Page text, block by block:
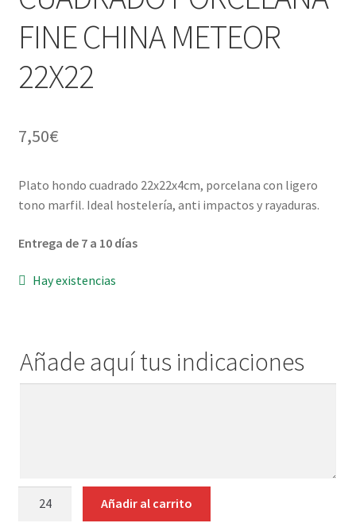
Menaje y servicio de mesa
Regalo original
Iluminación, lamparas y apliques
Muebles
Detalles ceremonia, regalo publicitario, promocional
Contacto
FINE CHINA METEOR
22X22
7,50€
Plato hondo cuadrado 22x22x4cm, porcelana con ligero
tono marfil. Ideal hostelería, anti impactos y rayaduras.
Entrega de 7 a 10 días
Hay existencias
Añade aquí tus indicaciones
Añadir al carrito